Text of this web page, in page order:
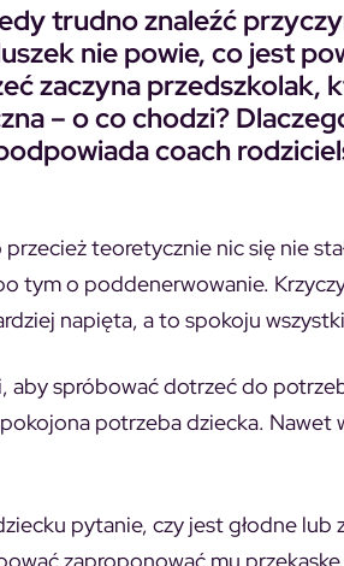
trudno znaleźć
nie powie, co jest
zaczyna przedszkolak,
–o co chodzi?
coach
przecież teoretycznie nic się nie
tym o poddenerwowanie.
napięta, a to spokoju
spróbować dotrzeć do
potrzeba dziecka.
pytanie, czy jest głodne lub
zaproponować mu